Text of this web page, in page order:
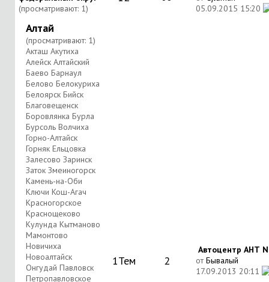
(просматривают: 1)
05.09.2015 15:20
Алтай
(просматривают: 1)
Акташ Акутиха
Алейск Алтайский
Баево Барнаул
Белово Белокуриха
Белоярск Бийск
Благовещенск
Боровлянка Бурла
Бурсоль Волчиха
Горно-Алтайск
Горняк Ельцовка
Залесово Заринск
Заток Змеиногорск
Камень-на-Оби
Ключи Кош-Агач
Красногорское
Краснощеково
Кулунда Кытманово
Мамонтово
Новичиха
Новоалтайск
Онгудай Павловск
Петропавловское
1Тем 2
Автоцентр АНТ
отБывалый
17.09.2013 20:11